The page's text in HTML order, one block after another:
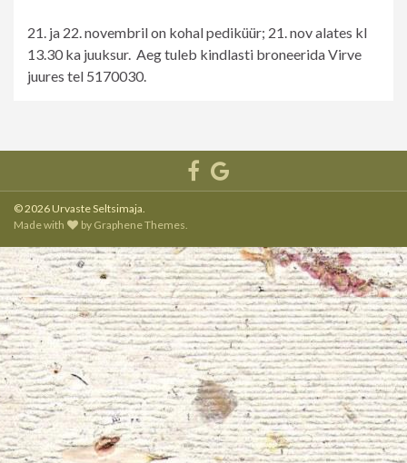
21. ja 22. novembril on kohal pediküür; 21. nov alates kl
13.30 ka juuksur. Aeg tuleb kindlasti broneerida Virve
juures tel 5170030.
© 2026 Urvaste Seltsimaja.
Made with
by Graphene Themes.